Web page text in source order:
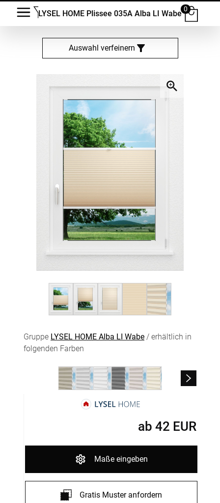
LYSEL HOME Plissee 035A Alba LI Wabe
0
Auswahl verfeinern
Gruppe LYSEL HOME Alba LI Wabe / erhältlich in
folgenden Farben
ab 42 EUR
Maße eingeben
Gratis Muster anfordern